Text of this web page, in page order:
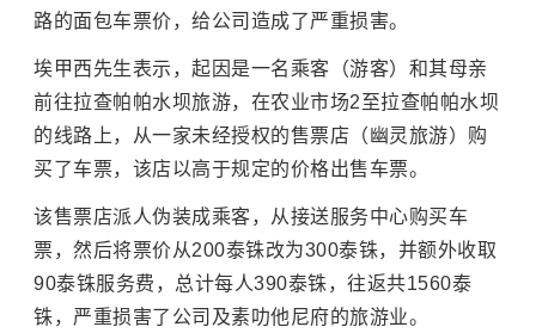
路的面包车票价，给公司造成了严重损害。
埃甲西先生表示，起因是一名乘客（游客）和其母亲
前往拉查帕帕水坝旅游，在农业市场2至拉查帕帕水坝
的线路上，从一家未经授权的售票店（幽灵旅游）购
买了车票，该店以高于规定的价格出售车票。
该售票店派人伪装成乘客，从接送服务中心购买车
票，然后将票价从200泰铢改为300泰铢，并额外收取
90泰铢服务费，总计每人390泰铢，往返共1560泰
铢，严重损害了公司及素叻他尼府的旅游业。